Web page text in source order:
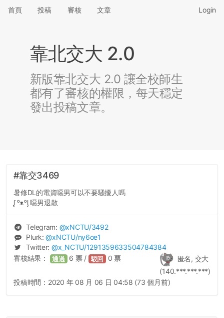
首頁 投稿 審核 文章 Login
靠北交大 2.0
新版靠北交大 2.0 讓全校師生
都有了審核的權限，每天穩定
發出投稿文章。
#靠交3469
暑修DL的電資噁男可以不要騷擾人嗎
ᶘ ᵒᴥᵒᶅ 噁男退散
Telegram: @xNCTU/3492
Plurk:@xNCTU/ny6oe1
Twitter: @x_NCTU/1291359633504784384
匿名, 交大
(140.***.***.***)
審核結果： 通過 6 票 / 駁回 0 票
投稿時間： 2020 年 08 月 06 日 04:58 (73 個月前)